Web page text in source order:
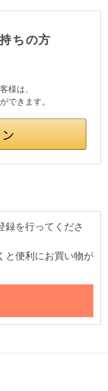
ちの方
様は、
できます。
録を行ってくださ
と便利にお買い物が